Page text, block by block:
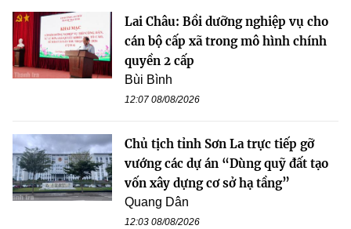
Lai Châu: Bồi dưỡng nghiệp vụ cho
cán bộ cấp xã trong mô hình chính
quyền 2 cấp
Bùi Bình
12:07 08/08/2026
Chủ tịch tỉnh Sơn La trực tiếp gỡ
vướng các dự án “Dùng quỹ đất tạo
vốn xây dựng cơ sở hạ tầng”
Quang Dân
12:03 08/08/2026